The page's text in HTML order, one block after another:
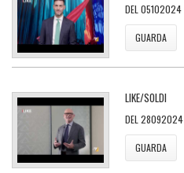
DEL 05102024
GUARDA
LIKE/SOLDI
DEL 28092024
GUARDA